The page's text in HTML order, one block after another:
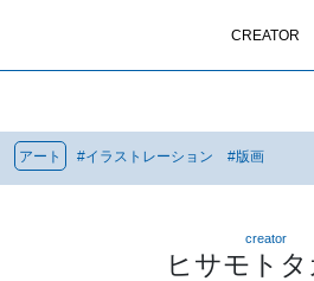
CREATOR
アート #イラストレーション #版画
creator
ヒサモトタ